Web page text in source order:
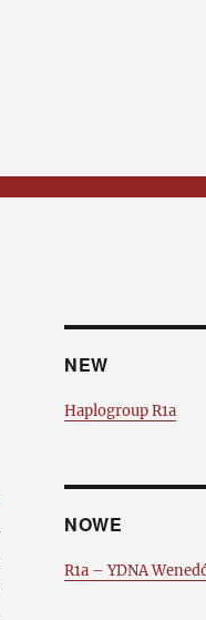
NEW
Haplogroup R1a
NOWE
R1a – YDNA